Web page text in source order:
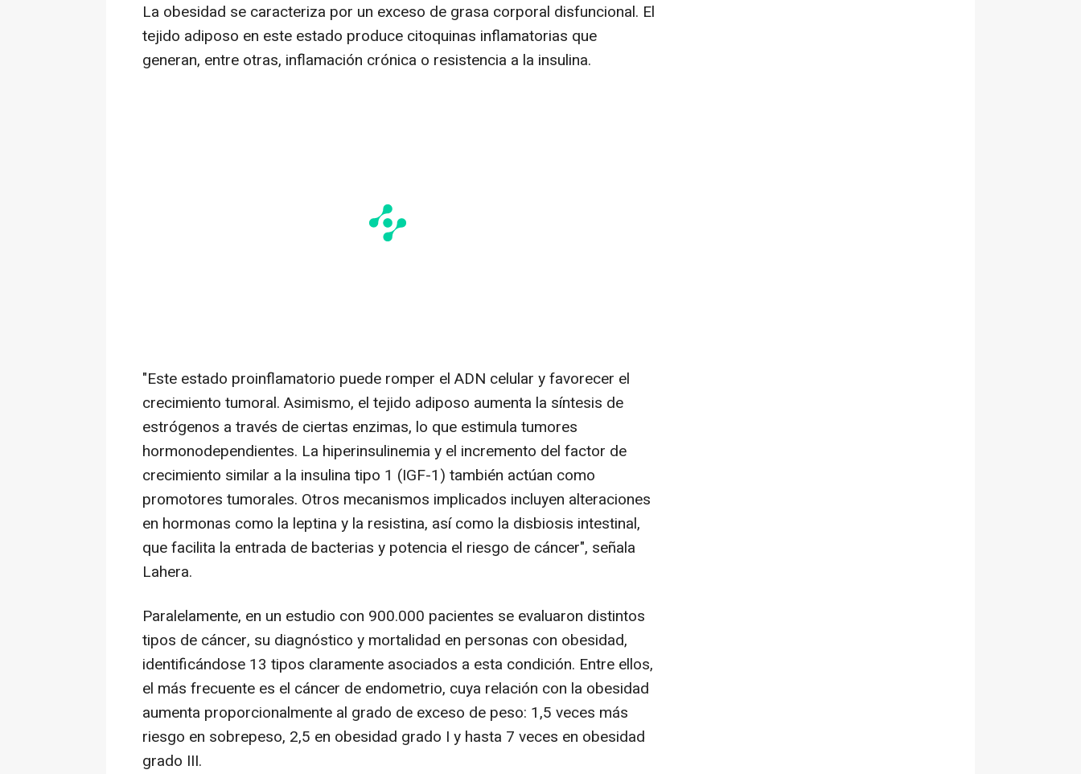
La obesidad se caracteriza por un exceso de grasa corporal disfuncional. El
tejido adiposo en este estado produce citoquinas inflamatorias que
generan, entre otras, inflamación crónica o resistencia a la insulina.
"Este estado proinflamatorio puede romper el ADN celular y favorecer el
crecimiento tumoral. Asimismo, el tejido adiposo aumenta la síntesis de
estrógenos a través de ciertas enzimas, lo que estimula tumores
hormonodependientes. La hiperinsulinemia y el incremento del factor de
crecimiento similar a la insulina tipo 1 (IGF-1) también actúan como
promotores tumorales. Otros mecanismos implicados incluyen alteraciones
en hormonas como la leptina y la resistina, así como la disbiosis intestinal,
que facilita la entrada de bacterias y potencia el riesgo de cáncer", señala
Lahera.
Paralelamente, en un estudio con 900.000 pacientes se evaluaron distintos
tipos de cáncer, su diagnóstico y mortalidad en personas con obesidad,
identificándose 13 tipos claramente asociados a esta condición. Entre ellos,
el más frecuente es el cáncer de endometrio, cuya relación con la obesidad
aumenta proporcionalmente al grado de exceso de peso: 1,5 veces más
riesgo en sobrepeso, 2,5 en obesidad grado I y hasta 7 veces en obesidad
grado III.